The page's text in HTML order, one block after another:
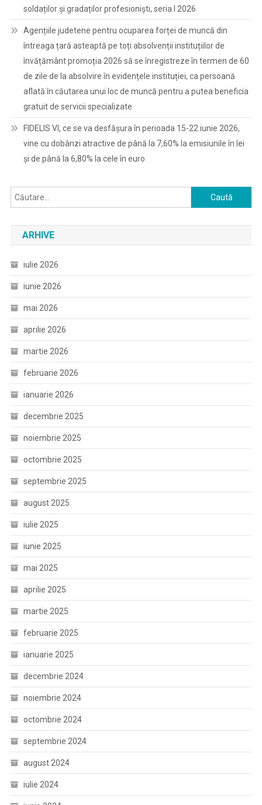
soldaților și gradaților profesioniști, seria I 2026
Agențiile judetene pentru ocuparea forței de muncă din
întreaga țară asteaptă pe toți absolvenții instituțiilor de
învățământ promoția 2026 să se înregistreze în termen de 60
de zile de la absolvire în evidențele instituției, ca persoană
aflată în căutarea unui loc de muncă pentru a putea beneficia
gratuit de servicii specializate
FIDELIS VI, ce se va desfășura în perioada 15-22 iunie 2026,
vine cu dobânzi atractive de până la 7,60% la emisiunile în lei
și de până la 6,80% la cele în euro
Caută
după:
ARHIVE
iulie 2026
iunie 2026
mai 2026
aprilie 2026
martie 2026
februarie 2026
ianuarie 2026
decembrie 2025
noiembrie 2025
octombrie 2025
septembrie 2025
august 2025
iulie 2025
iunie 2025
mai 2025
aprilie 2025
martie 2025
februarie 2025
ianuarie 2025
decembrie 2024
noiembrie 2024
octombrie 2024
septembrie 2024
august 2024
iulie 2024